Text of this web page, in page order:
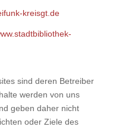
kreisgt.de
sind deren Betreiber
werden von uns
geben daher nicht
oder Ziele des